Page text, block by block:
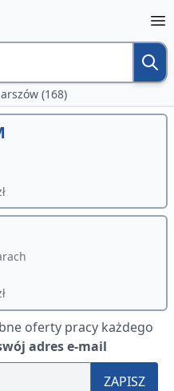
(168)
oferty pracy każdego
adres e-mail
ZAPISZ